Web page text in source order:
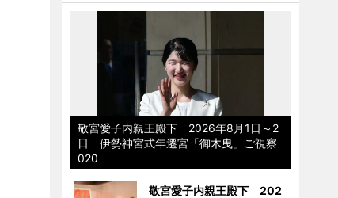
敬宮愛子内親王殿下 2026年8月1日～2
日 伊勢神宮式年遷宮「御木曳」ご視察
020
敬宮愛子内親王殿下 202